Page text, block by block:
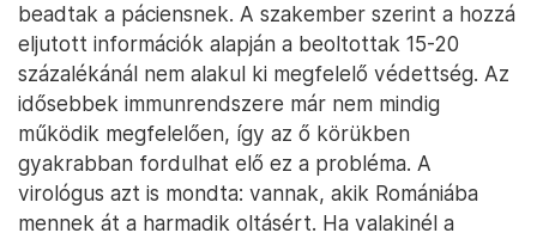
beadtak a páciensnek. A szakember szerint a hozzá
eljutott információk alapján a beoltottak 15-20
százalékánál nem alakul ki megfelelő védettség. Az
idősebbek immunrendszere már nem mindig
működik megfelelően, így az ő körükben
gyakrabban fordulhat elő ez a probléma. A
virológus azt is mondta: vannak, akik Romániába
mennek át a harmadik oltásért. Ha valakinél a